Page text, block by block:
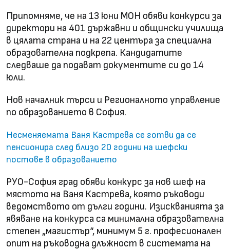
Припомняме, че на 13 юни МОН обяви конкурси за
директори на 401 държавни и общински училища
в цялата страна и на 22 центъра за специална
образователна подкрепа. Кандидатите
следваше да подават документите си до 14
юли.
Нов началник търси и Регионалното управление
по образованието в София.
Несменяемата Ваня Кастрева се готви да се
пенсионира след близо 20 години на шефски
постове в образованието
РУО-София град обяви конкурс за нов шеф на
мястото на Ваня Кастрева, която ръководи
ведомството от дълги години. Изискванията за
явяване на конкурса са минимална образователна
степен „магистър“, минимум 5 г. професионален
опит на ръководна длъжност в системата на